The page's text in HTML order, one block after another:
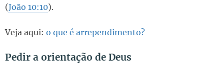
(João 10:10).
Veja aqui: o que é arrependimento?
Pedir a orientação de Deus